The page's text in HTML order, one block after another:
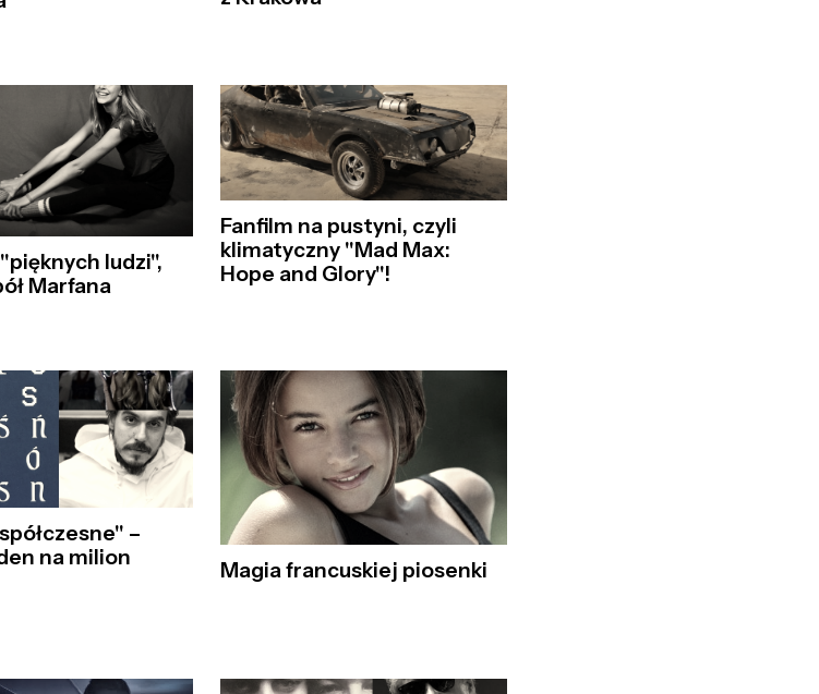
ludzi",
Marfana
Fanfilm na pustyni, czyli
klimatyczny "Mad Max:
Hope and Glory"!
–
na milion
Magia francuskiej piosenki